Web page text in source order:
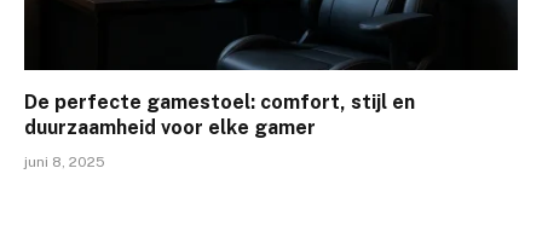
De perfecte gamestoel: comfort, stijl en
duurzaamheid voor elke gamer
juni 8, 2025